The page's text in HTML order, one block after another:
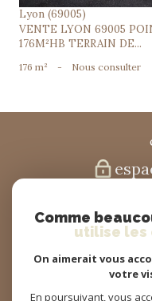
Lyon (69005)
VENTE LYON 69005
176M²HB TERRAIN DE...
176 m² - Nous consulter
Comme
utilise les
On aimerait vous
votre
En poursuivant, vous